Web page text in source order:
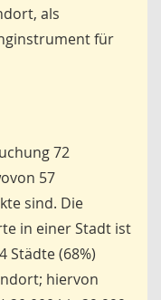
als
für
72
57
sind. Die
in einer Stadt ist
Städte (68%)
hiervon